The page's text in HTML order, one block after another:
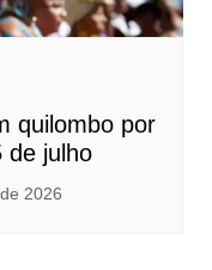
quilombo por
de julho
2026